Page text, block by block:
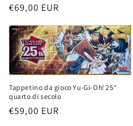
e
:
Prezzo
listino
€69,00 EUR
Tappetino da gioco Yu-Gi-Oh! 25°
quarto di secolo
Prezzo
€59,00 EUR